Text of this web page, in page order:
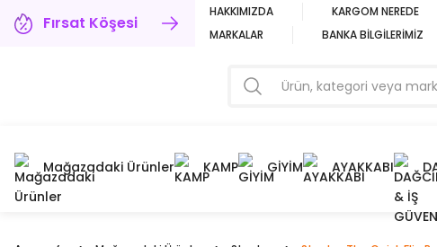
Fırsat Köşesi
HAKKIMIZDA KARGOM NEREDE
MARKALAR
BANKA BİLGİLERİMİZ
Mağazadaki Ürünler KAMP GİYİM AYAKKABI